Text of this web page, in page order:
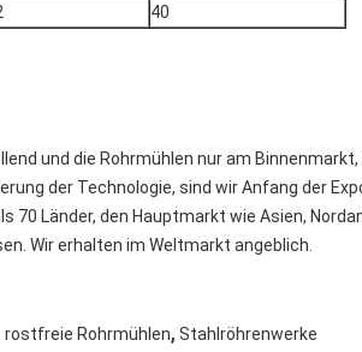
40
und die Rohrmühlen nur am
der Technologie, sind wir Anfang der
70 Länder, den Hauptmarkt wie Asien,
Wir erhalten im Weltmarkt angeblich.
rostfreie Rohrmühlen, Stahlröhrenwerke